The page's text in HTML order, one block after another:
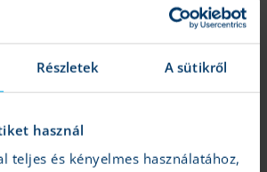
Részletek A sütikről
használ
teljes és kényelmes használatához,